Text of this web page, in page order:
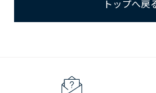
トップへ戻